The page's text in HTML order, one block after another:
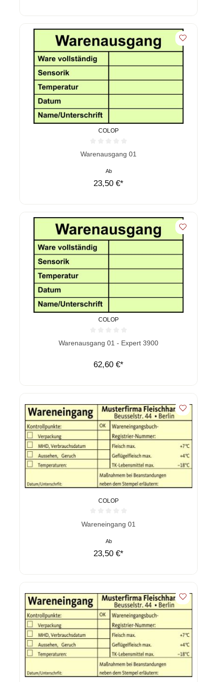
COLOP
Durchschnittliche Bewertung von 0 von 5 Sternen
Warenausgang 01
Ab
23,50 €*
COLOP
Durchschnittliche Bewertung von 0 von 5 Sternen
Warenausgang 01 - Expert 3900
62,60 €*
COLOP
Durchschnittliche Bewertung von 0 von 5 Sternen
Wareneingang 01
Ab
23,50 €*